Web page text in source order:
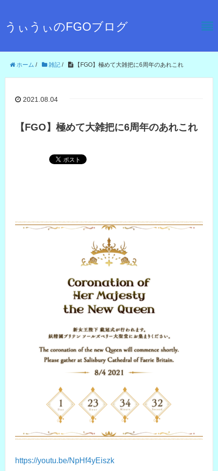
うぃうぃのFGOブログ
ホーム / 雑記 / 【FGO】極めて大雑把に6周年のあれこれ
2021.08.04
【FGO】極めて大雑把に6周年のあれこれ
https://youtu.be/NpHf4yEiszk